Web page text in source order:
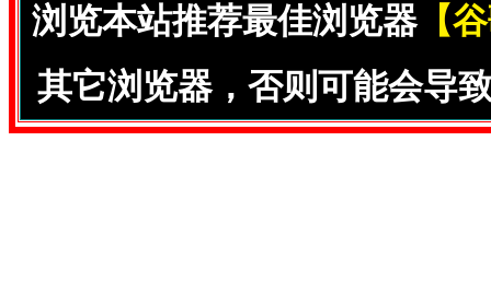
浏览本站推荐最佳浏览器【
其它浏览器，否则可能会导